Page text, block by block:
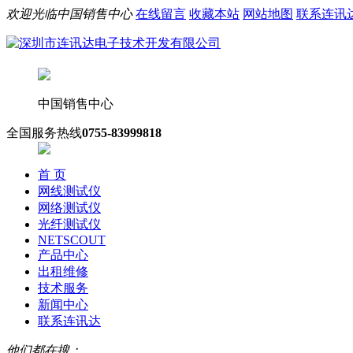
欢迎光临中国销售中心 在线留言 收藏本站 网站地图 联系连讯
中国销售中心
全国服务热线0755-83999818
首 页
网线测试仪
网络测试仪
光纤测试仪
NETSCOUT
产品中心
出租维修
技术服务
新闻中心
联系连讯达
他们都在搜：